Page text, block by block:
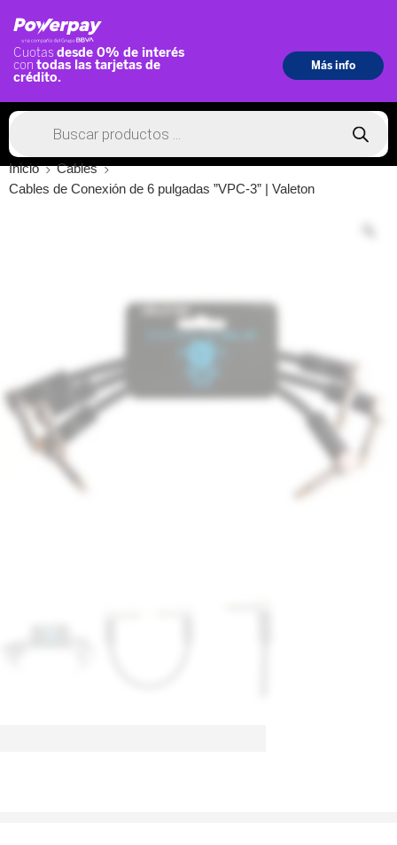
Inicio
Cables
Cables de Conexión de 6 pulgadas ”VPC-3” | Valeton